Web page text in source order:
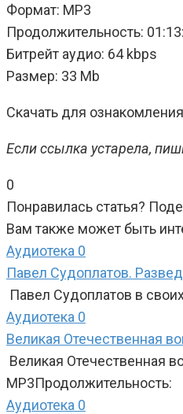
Формат: MP3
Продолжительность:
Битрейт аудио: 64 kbps
Размер: 33 Mb
Скачать для
Если ссылка устарела,
0
Понравилась статья?
Вам также может быть
Аудиотека 0
Павел Судоплатов.
Павел Судоплатов в
Аудиотека 0
Великая Отечественная
Великая Отечественная
MP3Продолжительность:
Аудиотека 0